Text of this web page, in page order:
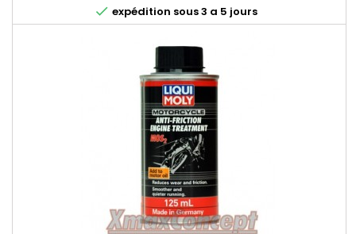
 expédition sous 3 a 5 jours